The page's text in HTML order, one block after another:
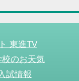
東進TV
のお天気
試情報